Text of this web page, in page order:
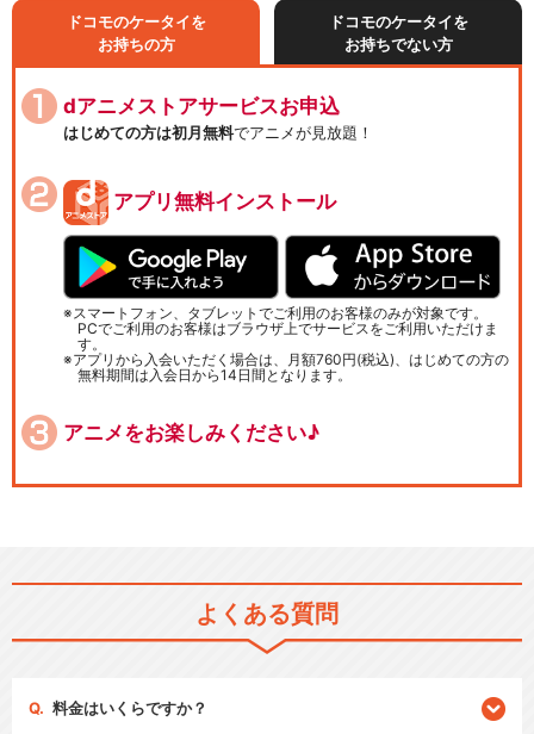
ドコモのケータイを
お持ちの方
ドコモのケータイを
お持ちでない方
dアニメストアサービスお申込
はじめての方は初月無料でアニメが見放題！
アプリ無料インストール
スマートフォン、タブレットでご利用のお客様のみが対象です。
PCでご利用のお客様はブラウザ上でサービスをご利用いただけま
す。
アプリから入会いただく場合は、月額760円(税込)、はじめての方の
無料期間は入会日から14日間となります。
アニメをお楽しみください♪
よくある質問
料金はいくらですか？